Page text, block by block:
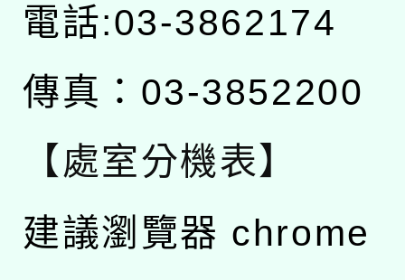
電話:03-3862174
傳真：03-3852200
【處室分機表】
建議瀏覽器 chrome